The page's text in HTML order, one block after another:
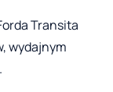
Transita
wydajnym